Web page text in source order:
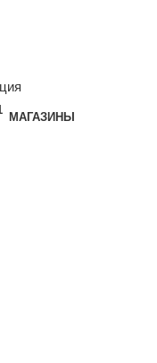
МАГАЗИНЫ